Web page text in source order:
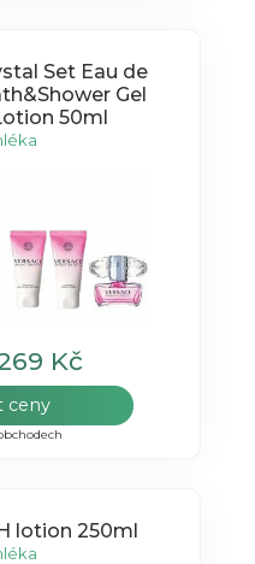
Set Eau de
Gel
50ml
Kč
ceny
lotion 250ml